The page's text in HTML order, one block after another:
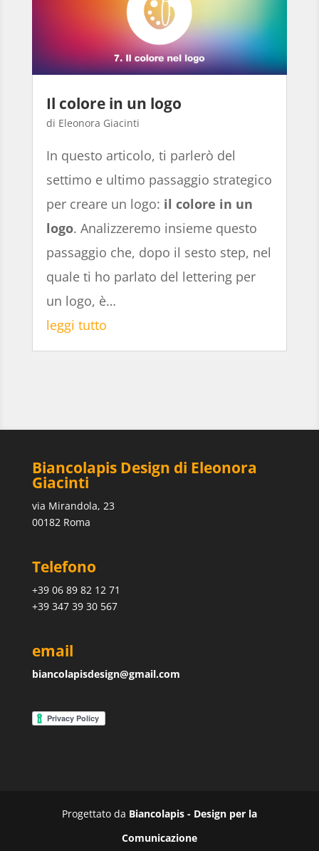
Il colore in un logo
Eleonora Giacinti
In questo articolo, ti parlerò del
settimo e ultimo passaggio strategico
per creare un logo: il colore in un
logo. Analizzeremo insieme questo
passaggio che, dopo il sesto step, nel
quale ti ho parlato del lettering per
un logo, è…
leggi tutto
Biancolapis Design di Eleonora
Giacinti
via Mirandola, 23
00182 Roma
Telefono
+39 06 89 82 12 71
+39 347 39 30 567
email
biancolapisdesign@gmail.com
Progettato da Biancolapis - Design per la
Comunicazione